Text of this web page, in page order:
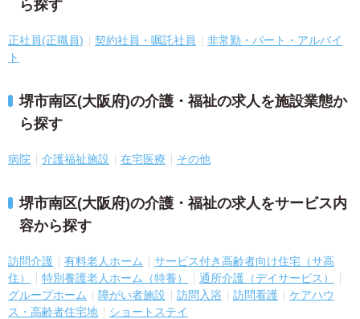
ら探す
正社員(正職員) 契約社員・嘱託社員
非常勤・パート・アルバイ
ト
堺市南区(大阪府)の介護・福祉の求人を施設業態か
ら探す
病院 介護福祉施設 在宅医療 その他
堺市南区(大阪府)の介護・福祉の求人をサービス内
容から探す
訪問介護 有料老人ホーム
サービス付き高齢者向け住宅（サ高
住）
特別養護老人ホーム（特養）
通所介護（デイサービス）
グループホーム
障がい者施設 訪問入浴 訪問看護
ケアハウ
ス・高齢者住宅地
ショートステイ